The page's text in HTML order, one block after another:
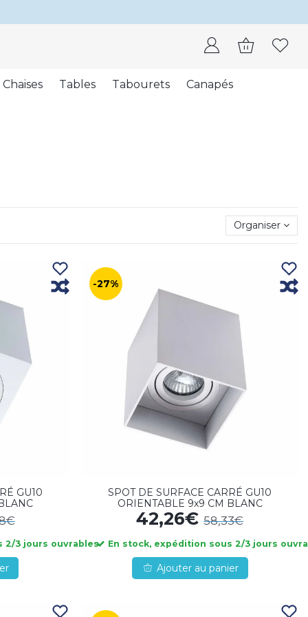
Chaises Tables Tabourets Canapés
Organiser
GU10
2/3 jours ouvrables
-27%
SPOT DE SURFACE CARRÉ GU10
ORIENTABLE 9x9 CM BLANC
42,26€58,33€
En stock, expédition sous 2/3 jours
Ajouter au panier